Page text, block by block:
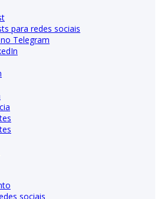
para redes sociais
Telegram
sociais